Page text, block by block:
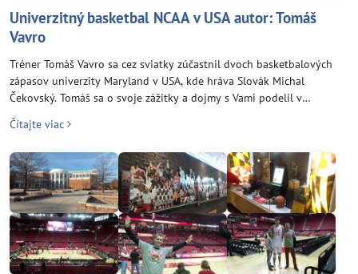
Univerzitný basketbal NCAA v USA autor: Tomáš
Vavro
Tréner Tomáš Vavro sa cez sviatky zúčastnil dvoch basketbalových
zápasov univerzity Maryland v USA, kde hráva Slovák Michal
Čekovský. Tomáš sa o svoje zážitky a dojmy s Vami podelil v
klubovom blogu nižšie.
Čítajte viac